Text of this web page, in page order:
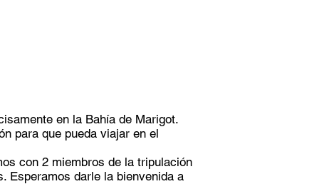
en la Bahía de Marigot.
para que pueda viajar en el
con 2 miembros de la tripulación
Esperamos darle la bienvenida a